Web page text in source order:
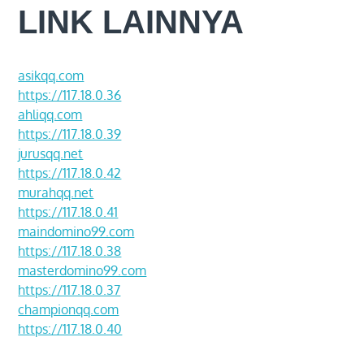
LINK LAINNYA
asikqq.com
https://117.18.0.36
ahliqq.com
https://117.18.0.39
jurusqq.net
https://117.18.0.42
murahqq.net
https://117.18.0.41
maindomino99.com
https://117.18.0.38
masterdomino99.com
https://117.18.0.37
championqq.com
https://117.18.0.40